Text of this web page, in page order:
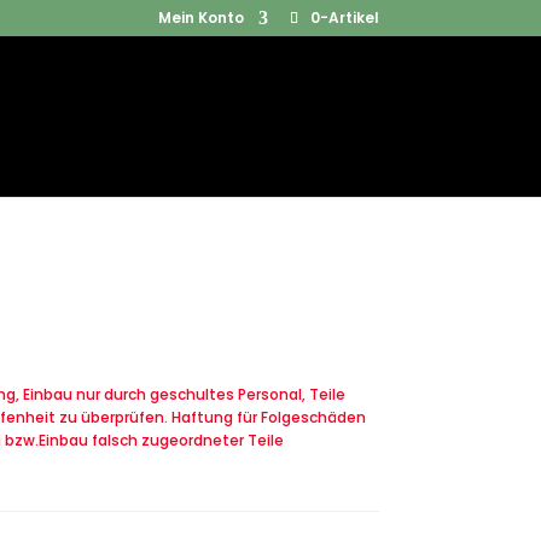
Mein Konto 0-Artikel
Products
Einbau nur durch geschultes Personal, Teile
zu überprüfen. Haftung für Folgeschäden
falsch zugeordneter Teile